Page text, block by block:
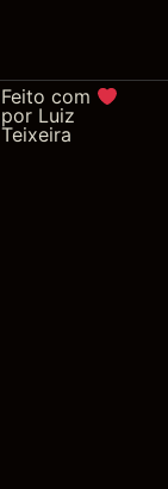
Feito com
por Luiz
Teixeira